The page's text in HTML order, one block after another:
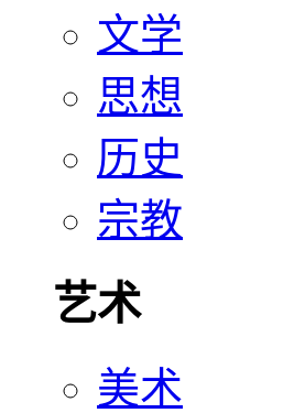
文学
思想
历史
宗教
艺术
美术